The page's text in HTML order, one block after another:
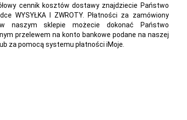
cennik kosztów dostawy znajdziecie Państwo
WYSYŁKA I ZWROTY. Płatności za zamówiony
naszym sklepie możecie dokonać Państwo
przelewem na konto bankowe podane na naszej
za pomocą systemu płatności iMoje.